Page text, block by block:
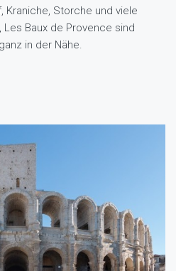
Kraniche, Storche und viele
Les Baux de Provence sind
in der Nähe.